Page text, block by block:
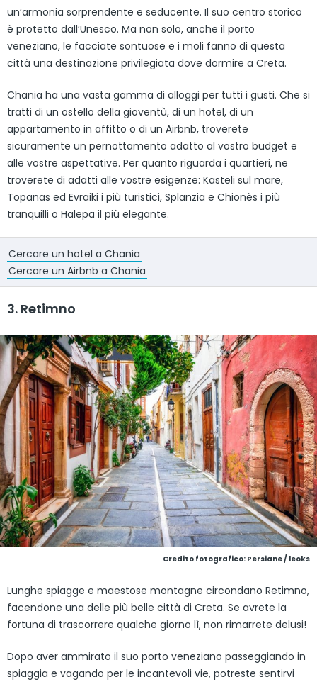
un’armonia sorprendente e seducente. Il suo centro storico
è protetto dall’Unesco. Ma non solo, anche il porto
veneziano, le facciate sontuose e i moli fanno di questa
città una destinazione privilegiata dove dormire a Creta.
Chania ha una vasta gamma di alloggi per tutti i gusti. Che si
tratti di un ostello della gioventù, di un hotel, di un
appartamento in affitto o di un Airbnb, troverete
sicuramente un pernottamento adatto al vostro budget e
alle vostre aspettative. Per quanto riguarda i quartieri, ne
troverete di adatti alle vostre esigenze: Kasteli sul mare,
Topanas ed Evraiki i più turistici, Splanzia e Chionès i più
tranquilli o Halepa il più elegante.
Cercare un hotel a Chania
Cercare un Airbnb a Chania
3. Retimno
Credito fotografico: Persiane / leoks
Lunghe spiagge e maestose montagne circondano Retimno,
facendone una delle più belle città di Creta. Se avrete la
fortuna di trascorrere qualche giorno lì, non rimarrete delusi!
Dopo aver ammirato il suo porto veneziano passeggiando in
spiaggia e vagando per le incantevoli vie, potreste sentirvi